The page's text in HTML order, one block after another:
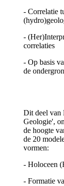
- Correlatie
-
correlaties
- Op basis
de
Dit deel van
Geologie',
de hoogte
de 20
vormen:
- Holoceen
- Formatie